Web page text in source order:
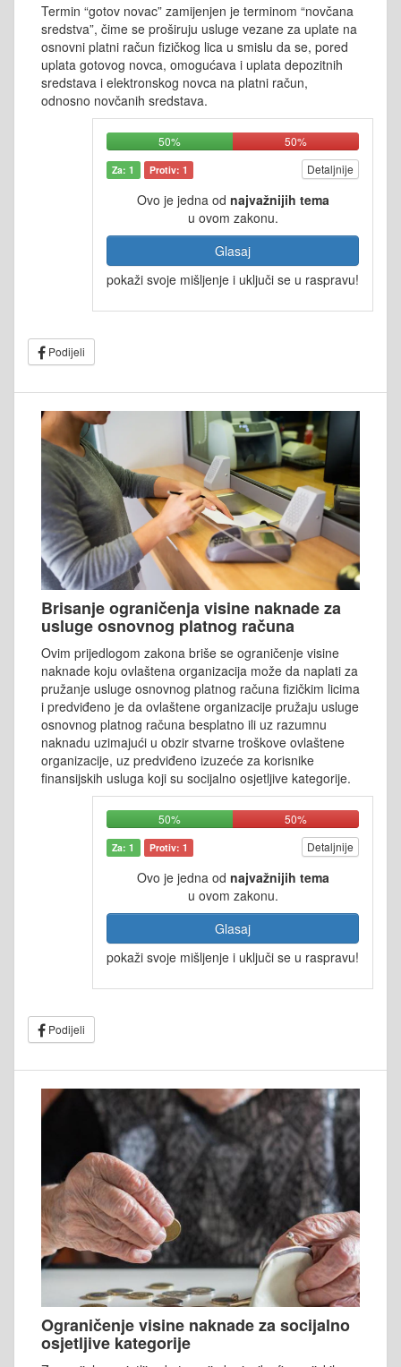
Termin “gotov novac” zamijenjen je terminom “novčana
sredstva”, čime se proširuju usluge vezane za uplate na
osnovni platni račun fizičkog lica u smislu da se, pored
uplata gotovog novca, omogućava i uplata depozitnih
sredstava i elektronskog novca na platni račun,
odnosno novčanih sredstava.
50% 50%
Za: 1 Protiv: 1 Detaljnije
Ovo je jedna od najvažnijih tema
u ovom zakonu.
Glasaj
pokaži svoje mišljenje i uključi se u raspravu!
Podijeli
Brisanje ograničenja visine naknade za
usluge osnovnog platnog računa
Ovim prijedlogom zakona briše se ograničenje visine
naknade koju ovlaštena organizacija može da naplati za
pružanje usluge osnovnog platnog računa fizičkim licima
i predviđeno je da ovlaštene organizacije pružaju usluge
osnovnog platnog računa besplatno ili uz razumnu
naknadu uzimajući u obzir stvarne troškove ovlaštene
organizacije, uz predviđeno izuzeće za korisnike
finansijskih usluga koji su socijalno osjetljive kategorije.
50% 50%
Za: 1 Protiv: 1 Detaljnije
Ovo je jedna od najvažnijih tema
u ovom zakonu.
Glasaj
pokaži svoje mišljenje i uključi se u raspravu!
Podijeli
Ograničenje visine naknade za socijalno
osjetljive kategorije